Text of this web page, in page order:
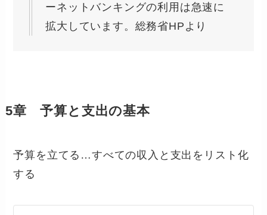
ーネットバンキングの利用は急速に
拡大しています。 総務省HPより
5章 予算と支出の基本
予算を立てる…すべての収入と支出をリスト化
する